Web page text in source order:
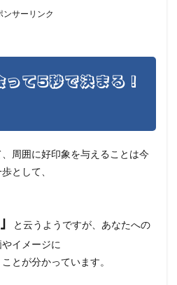
ンサーリンク
って5秒で決まる！
周囲に好印象を与えることは今
として、
と云うようですが、あなたへの
イメージに
とが分かっています。